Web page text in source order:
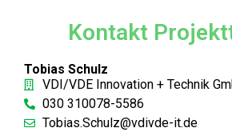
Kontakt
Tobias Schulz
VDI/VDE Innovation + Technik
030 310078-5586
Tobias.Schulz@vdivde-it.de